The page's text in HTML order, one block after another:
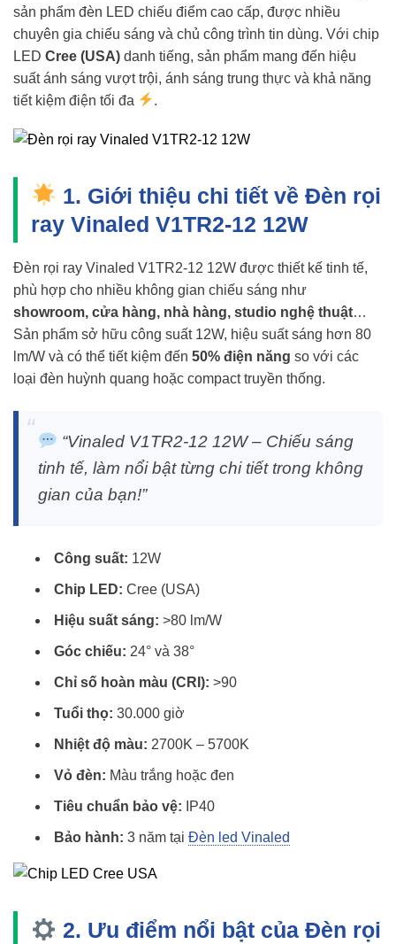
sản phẩm đèn LED chiếu điểm cao cấp, được nhiều
chuyên gia chiếu sáng và chủ công trình tin dùng. Với chip
LED Cree (USA) danh tiếng, sản phẩm mang đến hiệu
suất ánh sáng vượt trội, ánh sáng trung thực và khả năng
tiết kiệm điện tối đa
.
1. Giới thiệu chi tiết về Đèn rọi
ray Vinaled V1TR2-12 12W
Đèn rọi ray Vinaled V1TR2-12 12W được thiết kế tinh tế,
phù hợp cho nhiều không gian chiếu sáng như
showroom, cửa hàng, nhà hàng, studio nghệ thuật…
Sản phẩm sở hữu công suất 12W, hiệu suất sáng hơn 80
lm/W và có thể tiết kiệm đến 50% điện năng so với các
loại đèn huỳnh quang hoặc compact truyền thống.
“Vinaled V1TR2-12 12W – Chiếu sáng
tinh tế, làm nổi bật từng chi tiết trong không
gian của bạn!”
Công suất: 12W
Chip LED: Cree (USA)
Hiệu suất sáng: >80 lm/W
Góc chiếu: 24° và 38°
Chỉ số hoàn màu (CRI): >90
Tuổi thọ: 30.000 giờ
Nhiệt độ màu: 2700K – 5700K
Vỏ đèn: Màu trắng hoặc đen
Tiêu chuẩn bảo vệ: IP40
Bảo hành: 3 năm tại Đèn led Vinaled
2. Ưu điểm nổi bật của Đèn rọi